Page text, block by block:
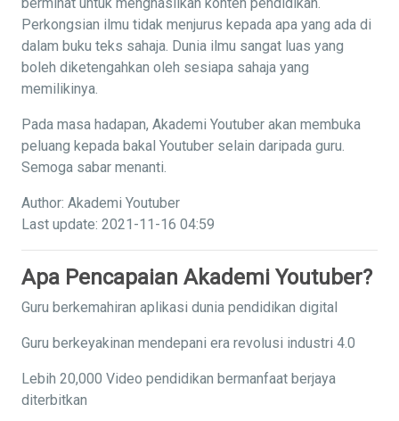
Perkongsian ilmu tidak menjurus kepada apa yang ada di
dalam buku teks sahaja. Dunia ilmu sangat luas yang
boleh diketengahkan oleh sesiapa sahaja yang
memilikinya.
Pada masa hadapan, Akademi Youtuber akan membuka
peluang kepada bakal Youtuber selain daripada guru.
Semoga sabar menanti.
Author: Akademi Youtuber
Last update: 2021-11-16 04:59
Apa Pencapaian Akademi Youtuber?
Guru berkemahiran aplikasi dunia pendidikan digital
Guru berkeyakinan mendepani era revolusi industri 4.0
Lebih 20,000 Video pendidikan bermanfaat berjaya
diterbitkan